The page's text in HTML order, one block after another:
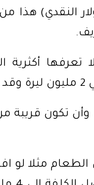
النقدي) هذا
تعرفها أكثرية
وأن تكون
الطعام مثلا